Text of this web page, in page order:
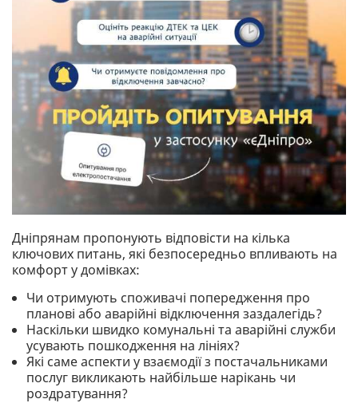
Дніпрянам пропонують відповісти на кілька
ключових питань, які безпосередньо впливають на
комфорт у домівках:
Чи отримують споживачі попередження про
планові або аварійні відключення заздалегідь?
Наскільки швидко комунальні та аварійні служби
усувають пошкодження на лініях?
Які саме аспекти у взаємодії з постачальниками
послуг викликають найбільше нарікань чи
роздратування?